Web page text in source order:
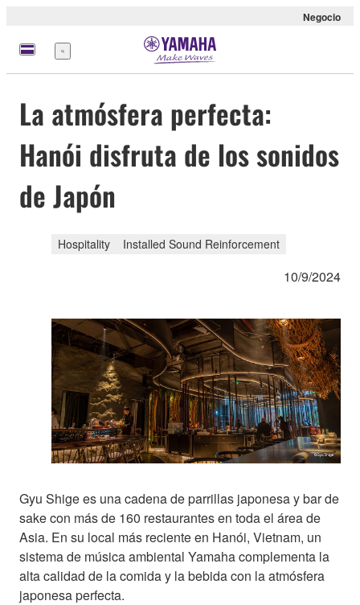
Negocio
Menú
La atmósfera perfecta:
Hanói disfruta de los sonidos
de Japón
Hospitality Installed Sound Reinforcement
10/9/2024
Gyu Shige es una cadena de parrillas japonesa y bar de
sake con más de 160 restaurantes en toda el área de
Asia. En su local más reciente en Hanói, Vietnam, un
sistema de música ambiental Yamaha complementa la
alta calidad de la comida y la bebida con la atmósfera
japonesa perfecta.